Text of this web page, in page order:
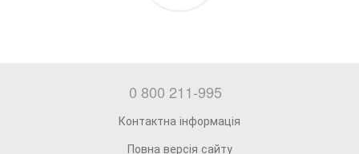
0 800 211-995
Контактна інформація
Повна версія сайту